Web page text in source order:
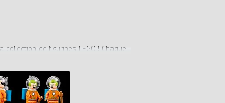
de figurines LEGO ! Chaque
Entre dans l'univers des
farfelue, une gargouille, un monstre
un loup-garou, un pirate zombie, un
sur LEGO.fr/minifigures. À combiner